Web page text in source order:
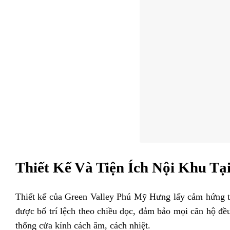
Thiết Kế Và Tiện Ích Nội Khu
Thiết kế của Green Valley Phú Mỹ Hưng lấy cảm
được bố trí lệch theo chiều dọc, đảm bảo mọi căn hộ
thống cửa kính cách âm, cách nhiệt.